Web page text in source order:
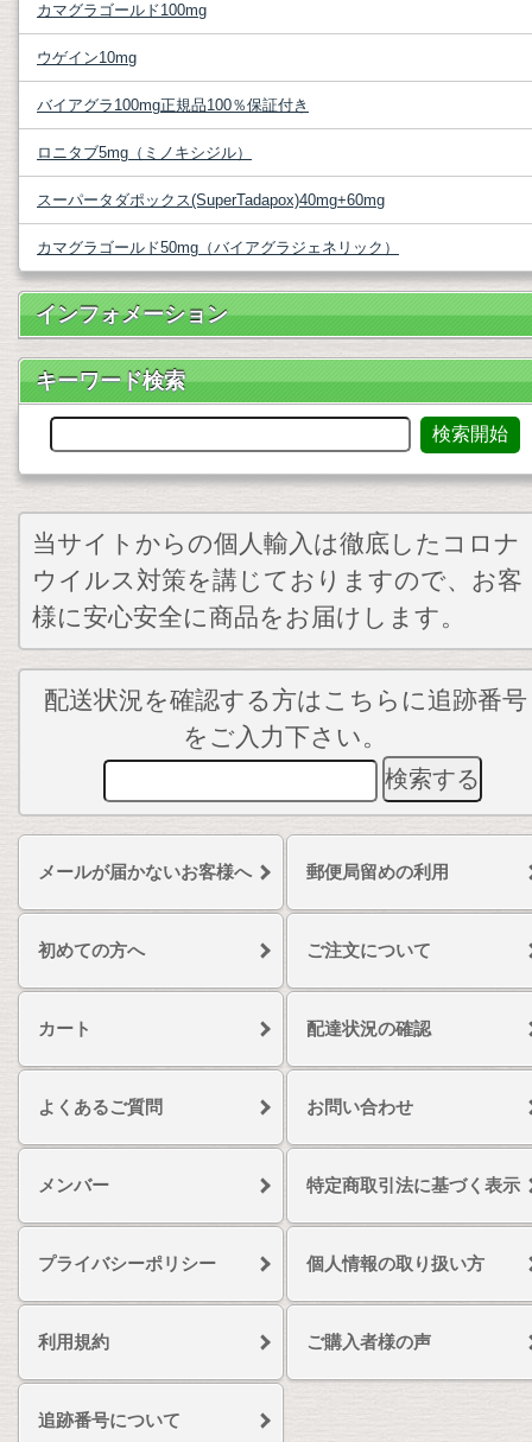
カマグラゴールド100mg
ウゲイン10mg
バイアグラ100mg正規品100％保証付き
ロニタブ5mg（ミノキシジル）
スーパータダポックス(SuperTadapox)40mg+60mg
カマグラゴールド50mg（バイアグラジェネリック）
インフォメーション
キーワード検索
当サイトからの個人輸入は徹底したコロナ
ウイルス対策を講じておりますので、お客
様に安心安全に商品をお届けします。
配送状況を確認する方はこちらに追跡番号
をご入力下さい。
メールが届かないお客様へ 郵便局留めの利用
初めての方へ ご注文について
カート 配達状況の確認
よくあるご質問 お問い合わせ
メンバー 特定商取引法に基づく表示
プライバシーポリシー 個人情報の取り扱い方
利用規約 ご購入者様の声
追跡番号について